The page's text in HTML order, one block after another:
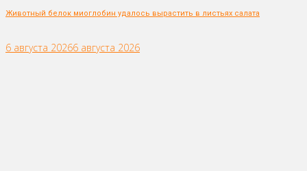
Животный белок миоглобин удалось вырастить в листьях салата
6 августа 20266 августа 2026